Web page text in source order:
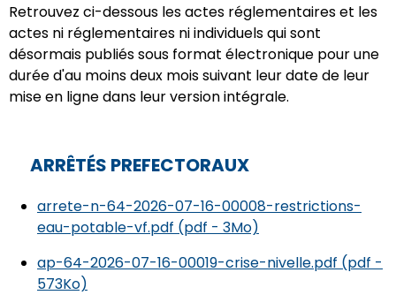
Retrouvez ci-dessous les actes réglementaires et les
actes ni réglementaires ni individuels qui sont
désormais publiés sous format électronique pour une
durée d'au moins deux mois suivant leur date de leur
mise en ligne dans leur version intégrale.
ARRÊTÉS PREFECTORAUX
arrete-n-64-2026-07-16-00008-restrictions-
eau-potable-vf.pdf (pdf - 3Mo)
ap-64-2026-07-16-00019-crise-nivelle.pdf (pdf -
573Ko)